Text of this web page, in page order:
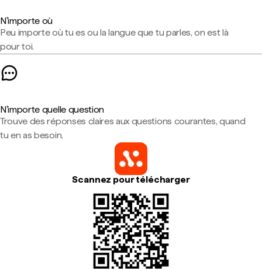
N'importe où
Peu importe où tu es ou la langue que tu parles, on est là
pour toi.
N'importe quelle question
Trouve des réponses claires aux questions courantes, quand
tu en as besoin.
Scannez pour télécharger